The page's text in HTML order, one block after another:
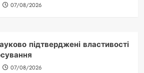
07/08/2026
підтверджені властивості
07/08/2026